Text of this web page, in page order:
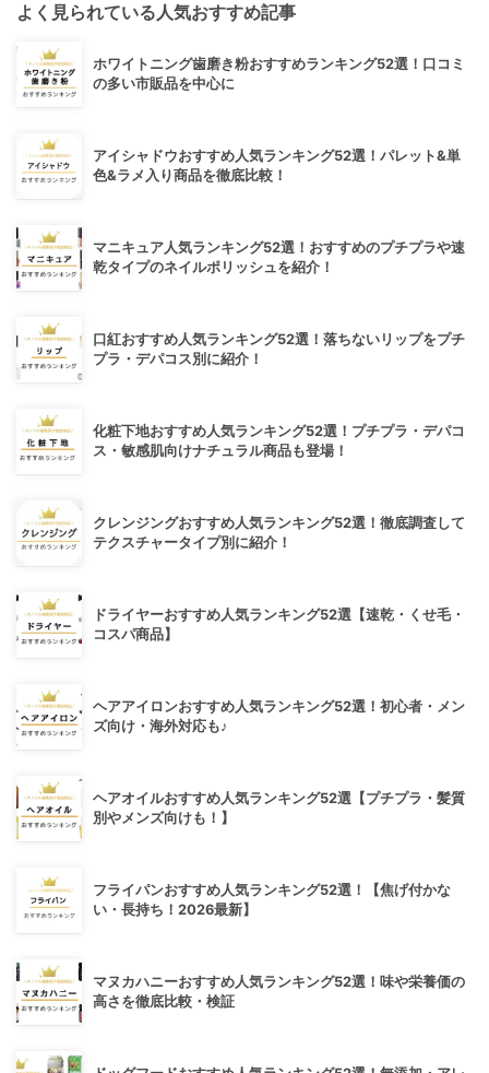
よく見られている人気おすすめ記事
ホワイトニング歯磨き粉おすすめランキング52選！口コミ
の多い市販品を中心に
アイシャドウおすすめ人気ランキング52選！パレット&単
色&ラメ入り商品を徹底比較！
マニキュア人気ランキング52選！おすすめのプチプラや速
乾タイプのネイルポリッシュを紹介！
口紅おすすめ人気ランキング52選！落ちないリップをプチ
プラ・デパコス別に紹介！
化粧下地おすすめ人気ランキング52選！プチプラ・デパコ
ス・敏感肌向けナチュラル商品も登場！
クレンジングおすすめ人気ランキング52選！徹底調査して
テクスチャータイプ別に紹介！
ドライヤーおすすめ人気ランキング52選【速乾・くせ毛・
コスパ商品】
ヘアアイロンおすすめ人気ランキング52選！初心者・メン
ズ向け・海外対応も♪
ヘアオイルおすすめ人気ランキング52選【プチプラ・髪質
別やメンズ向けも！】
フライパンおすすめ人気ランキング52選！【焦げ付かな
い・長持ち！2026最新】
マヌカハニーおすすめ人気ランキング52選！味や栄養価の
高さを徹底比較・検証